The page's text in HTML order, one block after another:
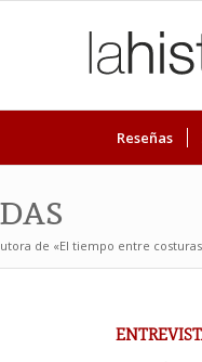
Reseñas
de «El tiempo entre